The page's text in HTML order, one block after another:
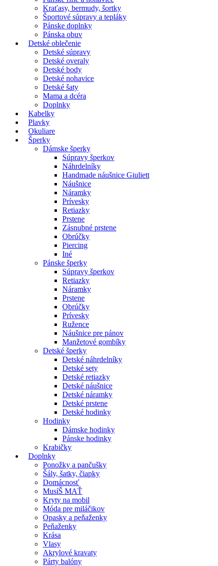
Kraťasy, bermudy, šortky
Športové súpravy a tepláky
Pánske doplnky
Pánska obuv
Detské oblečenie
Detské súpravy
Detské overaly
Detské body
Detské nohavice
Detské šaty
Mama a dcéra
Doplnky
Kabelky
Plavky
Okuliare
Šperky
Dámske šperky
Súpravy šperkov
Náhrdelníky
Handmade náušnice Giuliett
Náušnice
Náramky
Prívesky
Retiazky
Prstene
Zásnubné prstene
Obrúčky
Piercing
Iné
Pánske šperky
Súpravy šperkov
Retiazky
Náramky
Prstene
Obrúčky
Prívesky
Ružence
Náušnice pre pánov
Manžetové gombíky
Detské šperky
Detské náhrdelníky
Detské sety
Detské retiazky
Detské náušnice
Detské náramky
Detské prstene
Detské hodinky
Hodinky
Dámske hodinky
Pánske hodinky
Krabičky
Doplnky
Ponožky a pančušky
Šály, šatky, čiapky
Domácnosť
MusíŠ MAŤ
Kryty na mobil
Móda pre miláčikov
Opasky a peňaženky
Peňaženky
Krása
Vlasy
Akrylové kravaty
Párty balóny